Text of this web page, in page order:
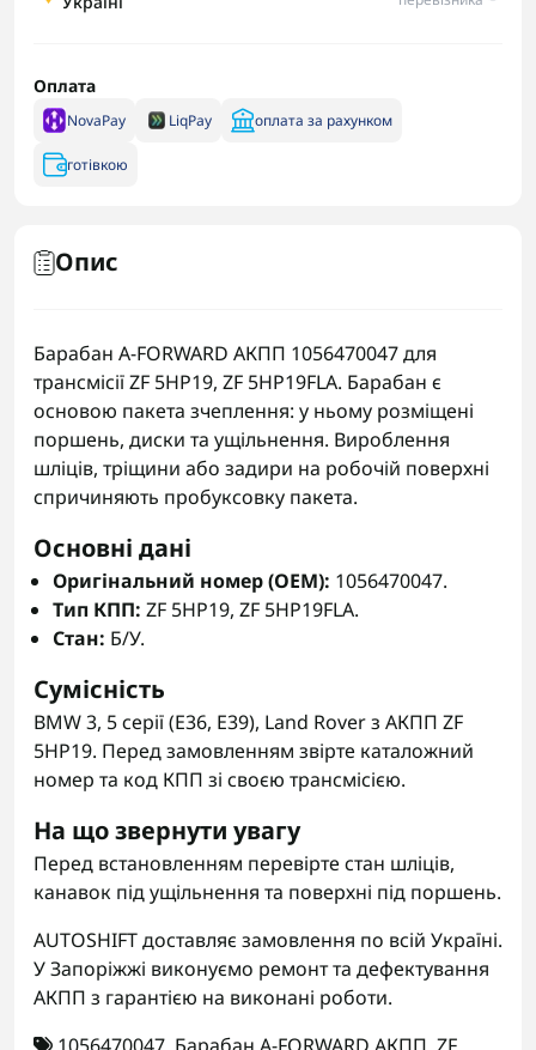
Оплата
NovaPay LiqPay оплата за рахунком
готівкою
Опис
Барабан A-FORWARD АКПП 1056470047 для
трансмісії ZF 5HP19, ZF 5HP19FLA. Барабан є
основою пакета зчеплення: у ньому розміщені
поршень, диски та ущільнення. Вироблення
шліців, тріщини або задири на робочій поверхні
спричиняють пробуксовку пакета.
Основні дані
Оригінальний номер (OEM): 1056470047.
Тип КПП: ZF 5HP19, ZF 5HP19FLA.
Стан: Б/У.
Сумісність
BMW 3, 5 серії (E36, E39), Land Rover з АКПП ZF
5HP19. Перед замовленням звірте каталожний
номер та код КПП зі своєю трансмісією.
На що звернути увагу
Перед встановленням перевірте стан шліців,
канавок під ущільнення та поверхні під поршень.
AUTOSHIFT доставляє замовлення по всій Україні.
У Запоріжжі виконуємо ремонт та дефектування
АКПП з гарантією на виконані роботи.